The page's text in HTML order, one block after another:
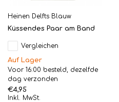
Heinen Delfts Blauw
Küssendes Paar am Band
Vergleichen
Auf Lager
Voor 16:00 besteld, dezelfde
dag verzonden
€4,95
Inkl. MwSt.